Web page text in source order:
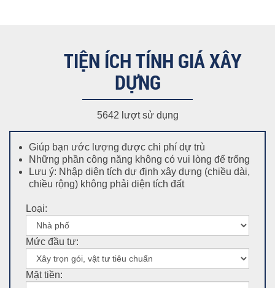
TIỆN ÍCH TÍNH GIÁ XÂY
DỰNG
5642 lượt sử dụng
Giúp bạn ước lượng được chi phí dự trù
Những phần công năng không có vui lòng để trống
Lưu ý: Nhập diện tích dự định xây dựng (chiều dài,
chiều rộng) không phải diện tích đất
Loại:
Mức đầu tư:
Mặt tiền: